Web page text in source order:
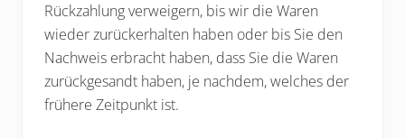
Rückzahlung verweigern, bis wir die Waren
wieder zurückerhalten haben oder bis Sie den
Nachweis erbracht haben, dass Sie die Waren
zurückgesandt haben, je nachdem, welches der
frühere Zeitpunkt ist.